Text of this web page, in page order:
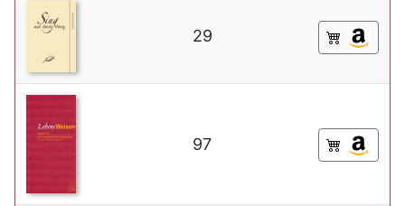
29
97